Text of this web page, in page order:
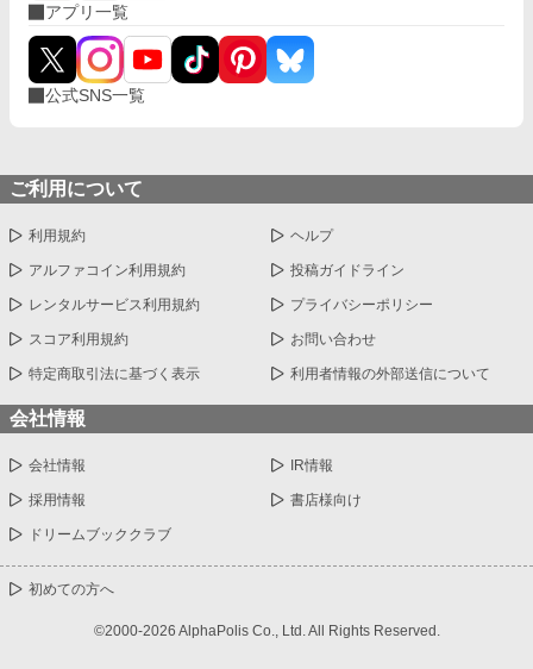
アプリ一覧
公式SNS一覧
ご利用について
利用規約 ヘルプ
アルファコイン利用規約 投稿ガイドライン
レンタルサービス利用規約 プライバシーポリシー
スコア利用規約 お問い合わせ
特定商取引法に基づく表示 利用者情報の外部送信について
会社情報
会社情報 IR情報
採用情報 書店様向け
ドリームブッククラブ
初めての方へ
©2000-2026 AlphaPolis Co., Ltd. All Rights Reserved.